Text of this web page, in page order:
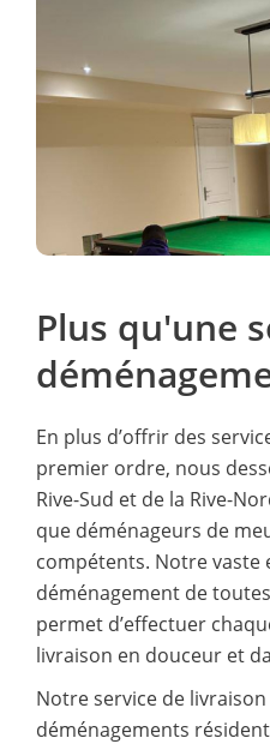
Thank you so much!
team work was
carefully wrapped and
went above and beyond
arrival. Would highly
their pricing . Strongly
délai raisonnable. Je les
Plus qu'une
En plus d’offrir des
premier ordre, nous
Rive-Sud et de la Rive-
que déménageurs de
compétents. Notre vaste
déménagement de
permet d’effectuer
livraison en douceur et
Notre service de
déménagements